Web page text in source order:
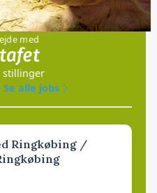
med
stillinger
Se alle jobs
Ringkøbing /